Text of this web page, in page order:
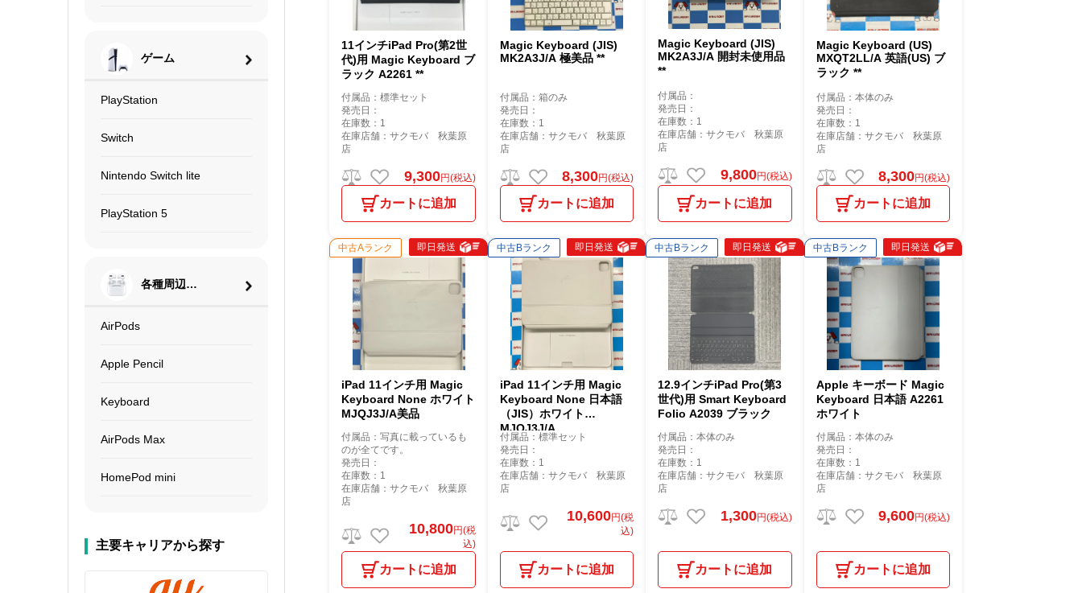
ゲーム
PlayStation
Switch
Nintendo Switch lite
PlayStation 5
各種周辺機
AirPods
Apple Pencil
Keyboard
AirPods Max
HomePod mini
主要キャリアから探す
11インチiPad Pro(第2世
代)用 Magic Keyboard ブ
ラック A2261 **
付属品：標準セット
発売日：
在庫数：1
在庫店舗：サクモバ 秋葉原
店
9,300円(税込)
カートに追加
Magic Keyboard (JIS)
MK2A3J/A 極美品 **
付属品：箱のみ
発売日：
在庫数：1
在庫店舗：サクモバ 秋葉原
店
8,300円(税込)
カートに追加
Magic Keyboard (JIS)
MK2A3J/A 開封未使用品
**
付属品：
発売日：
在庫数：1
在庫店舗：サクモバ 秋葉原
店
9,800円(税込)
カートに追加
Magic Keyboard (US)
MXQT2LL/A 英語(US) ブ
ラック **
付属品：本体のみ
発売日：
在庫数：1
在庫店舗：サクモバ 秋葉原
店
8,300円(税込)
カートに追加
中古Aランク 即日発送
iPad 11インチ用 Magic
Keyboard None ホワイト
MJQJ3J/A美品
付属品：写真に載っているも
のが全てです。
発売日：
在庫数：1
在庫店舗：サクモバ 秋葉原
店
10,800円(税
込)
カートに追加
中古Bランク 即日発送
iPad 11インチ用 Magic
Keyboard None 日本語
（JIS）ホワイト
MJQJ3J/A
付属品：標準セット
発売日：
在庫数：1
在庫店舗：サクモバ 秋葉原
店
10,600円(税
込)
カートに追加
中古Bランク 即日発送
12.9インチiPad Pro(第3
世代)用 Smart Keyboard
Folio A2039 ブラック
付属品：本体のみ
発売日：
在庫数：1
在庫店舗：サクモバ 秋葉原
店
1,300円(税込)
カートに追加
中古Bランク 即日発送
Apple キーボード Magic
Keyboard 日本語 A2261
ホワイト
付属品：本体のみ
発売日：
在庫数：1
在庫店舗：サクモバ 秋葉原
店
9,600円(税込)
カートに追加